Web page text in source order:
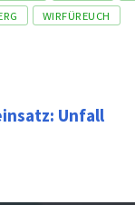
WIRFÜREUCH
Unfall